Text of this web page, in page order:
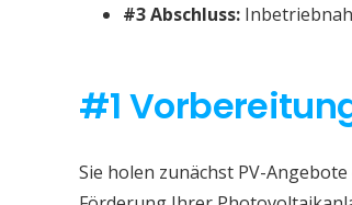
#3 Abschluss:
#1
Sie holen zunächst PV-